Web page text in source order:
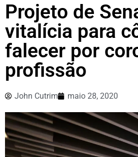
Projeto de
vitalícia para
falecer por
profissão
John Cutrim maio 28, 2020